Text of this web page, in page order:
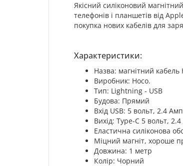
Якісний силіконовий
телефонів і планшетів від
покупка нових кабелів для
Характеристики:
Назва: магнітний
Виробник: Hoco.
Тип: Lightning - USB
Будова: Прямий
Вхід USB: 5 вольт, 2.4
Вихід: Type-C 5 вольт,
Еластична силіконова
Міцний магніт, хороше
Довжина: 1 метр
Колір: Чорний